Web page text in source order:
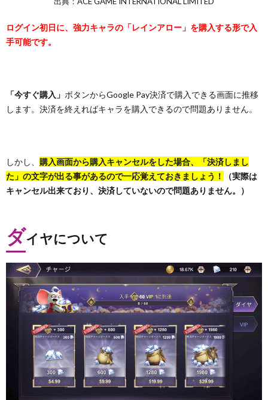
ログイン初日に、強力キャラの「レインアロー」を購入する形で入
手可能です。
「今すぐ購入」 ボタンからGoogle Pay決済で購入できる画面に推移
します。決済を終えればキャラを購入できるので問題ありません。
しかし、 購入画面から購入キャンセルをした場合、「決済しまし
た」の文字が出る事があるので一応覚えておきましょう！
（実際は
キャンセル出来ており、決済していないので問題ありません。）
ダイヤについて